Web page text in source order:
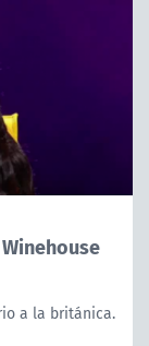
a la británica.